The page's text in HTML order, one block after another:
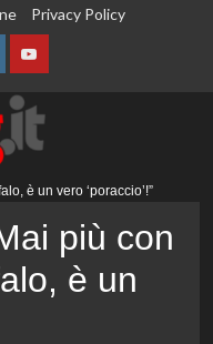
Privacy Policy
YouTube
è un vero ‘poraccio’!”
più con
è un